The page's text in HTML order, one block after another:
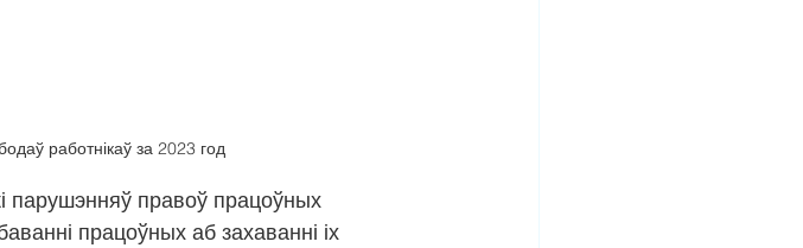
работнікаў за 2023 год
парушэнняў правоў працоўных
працоўных аб захаванні іх